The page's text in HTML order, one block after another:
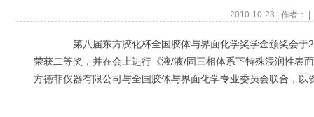
2010-10-23 | 作者： |
第八届东方胶化杯全国胶体与界面化学奖学金颁奖会于
荣获二等奖，并在会上进行《液/液/固三相体系下特殊浸润性表
方德菲仪器有限公司与全国胶体与界面化学专业委员会联合，